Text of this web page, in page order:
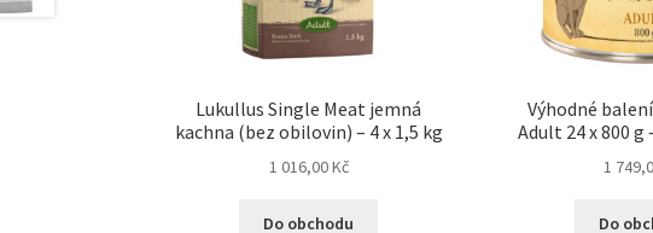
Lukullus Single Meat jemná
kachna (bez obilovin) – 4 x 1,5 kg
1 016,00Kč
Do obchodu
Výhodné
Adult 24 x 800
1
Do